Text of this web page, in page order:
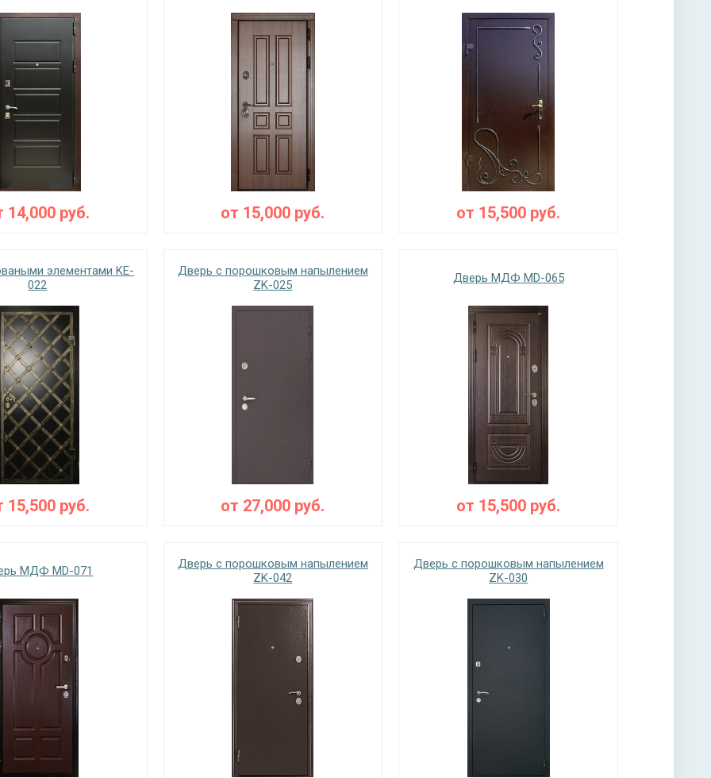
14,000руб. от 15,000 руб. от 15,500 руб.
элементами KE-
022
15,500руб.
Дверь с порошковым напылением
ZK-025
от 27,000 руб.
Дверь МДФ MD-065
от 15,500 руб.
МДФ MD-071
Дверь с порошковым напылением
ZK-042
Дверь с порошковым напылением
ZK-030